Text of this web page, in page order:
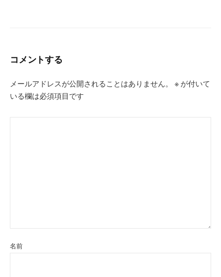
コメントする
メールアドレスが公開されることはありません。 ※ が付いて
いる欄は必須項目です
名前